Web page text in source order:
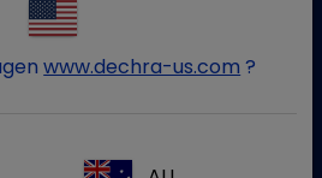
für Tierarztpraxen
Kundenservice.
www.dechra-us.com ?